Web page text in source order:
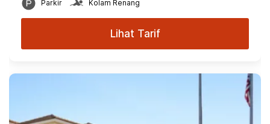
Parkir Kolam Renang
Lihat Tarif